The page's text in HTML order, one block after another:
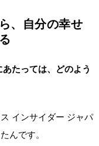
、自分の幸せ
たっては、どのよう
インサイダー ジャパ
んです。